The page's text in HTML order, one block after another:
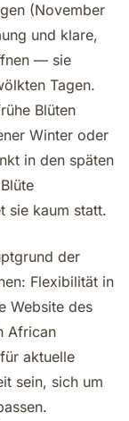
(November
und klare,
— sie
Tagen.
Blüten
Winter oder
in den späten
sie kaum statt.
der
Flexibilität in
Website des
African
aktuelle
sein, sich um